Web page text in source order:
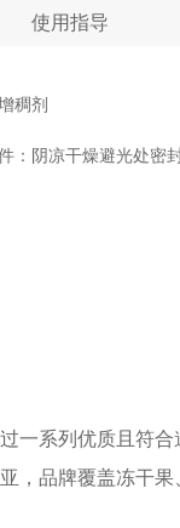
使用指导
稠剂
：阴凉干燥避光处密
一系列优质且符
，品牌覆盖冻干